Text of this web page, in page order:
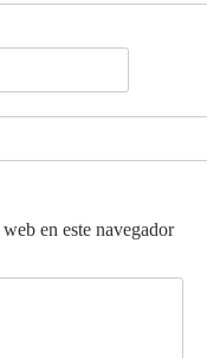
en este navegador